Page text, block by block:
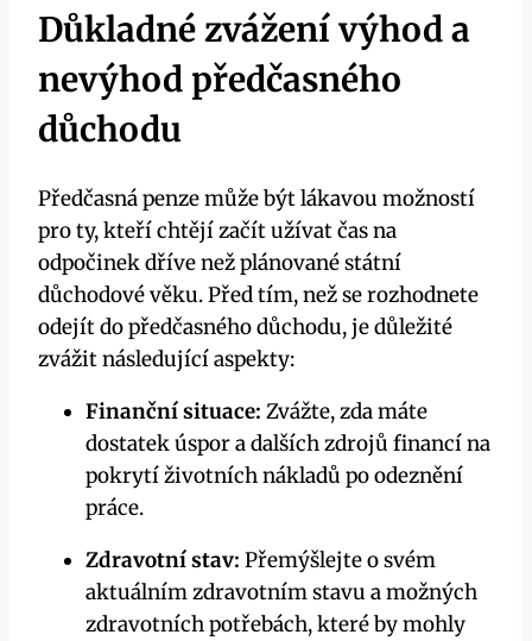
Důkladné zvážení výhod a
nevýhod předčasného
důchodu
Předčasná penze může být lákavou možností
pro ty, kteří chtějí začít užívat čas na
odpočinek dříve než plánované státní
důchodové věku. Před tím, než se rozhodnete
odejít do předčasného důchodu, je důležité
zvážit následující aspekty:
Finanční situace: Zvážte, zda máte
dostatek úspor a dalších zdrojů financí na
pokrytí životních nákladů po odeznění
práce.
Zdravotní stav: Přemýšlejte o svém
aktuálním zdravotním stavu a možných
zdravotních potřebách, které by mohly